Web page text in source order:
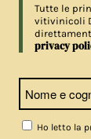
Tutte le
vitivinicoli
privacy
Ho letto la